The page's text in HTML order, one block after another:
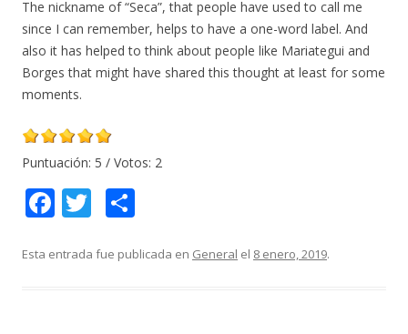
The nickname of “Seca”, that people have used to call me
since I can remember, helps to have a one-word label. And
also it has helped to think about people like Mariategui and
Borges that might have shared this thought at least for some
moments.
Puntuación: 5 / Votos: 2
F
e
T
itt m
Esta entrada fue publicada en General el 8 enero, 2019.